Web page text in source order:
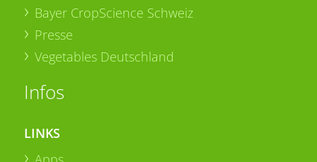
Bayer CropScience Schweiz
Presse
Vegetables Deutschland
Infos
LINKS